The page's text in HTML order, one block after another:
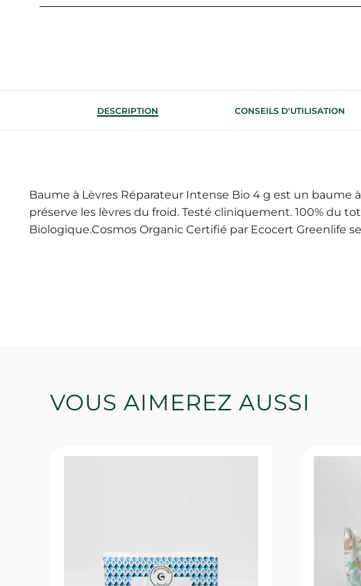
DESCRIPTION CONSEILS D'UTILISATION
Baume à Lèvres Réparateur Intense Bio 4 g est un baume
préserve les lèvres du froid. Testé cliniquement. 100% du
Biologique.Cosmos Organic Certifié par Ecocert Greenlife
VOUS AIMEREZ AUSSI